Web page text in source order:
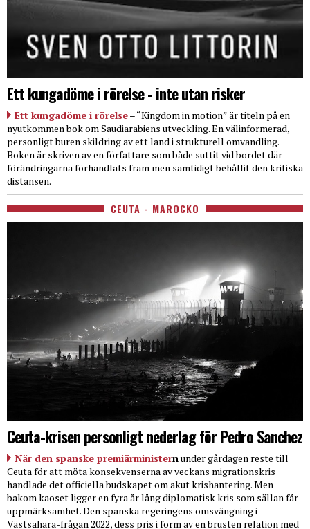
Ett kungadöme i rörelse - inte utan risker
Ett kungadöme i rörelse– “Kingdom in motion” är titeln på en
nyutkommen bok om Saudiarabiens utveckling. En välinformerad,
personligt buren skildring av ett land i strukturell omvandling.
Boken är skriven av en författare som både suttit vid bordet där
förändringarna förhandlats fram men samtidigt behållit den kritiska
distansen.
CEUTA - MAROCKO
Ceuta-krisen personligt nederlag för Pedro Sanchez
När den spanske premiärministernunder gårdagen reste till
Ceuta för att möta konsekvenserna av veckans migrationskris
handlade det officiella budskapet om akut krishantering. Men
bakom kaoset ligger en fyra år lång diplomatisk kris som sällan får
uppmärksamhet. Den spanska regeringens omsvängning i
Västsahara-frågan 2022, dess pris i form av en brusten relation med